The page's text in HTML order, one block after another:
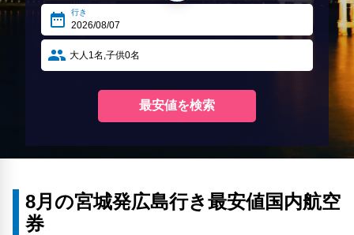
8月の宮城発広島行き最安値国内航空
券